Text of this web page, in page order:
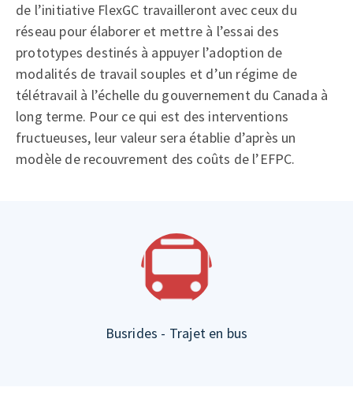
de l’initiative FlexGC travailleront avec ceux du
réseau pour élaborer et mettre à l’essai des
prototypes destinés à appuyer l’adoption de
modalités de travail souples et d’un régime de
télétravail à l’échelle du gouvernement du Canada à
long terme. Pour ce qui est des interventions
fructueuses, leur valeur sera établie d’après un
modèle de recouvrement des coûts de l’EFPC.
Busrides - Trajet en bus